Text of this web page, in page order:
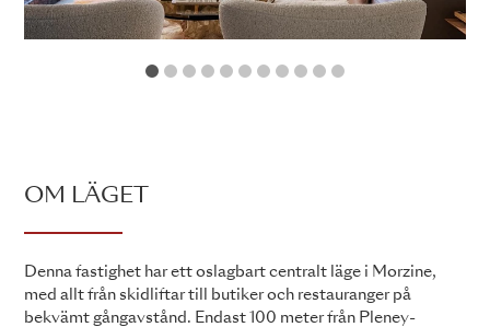
1 2 3 4 5 6 7 8
OM LÄGET
Denna fastighet har ett oslagbart centralt läge i Morzine,
med allt från skidliftar till butiker och restauranger på
bekvämt gångavstånd. Endast 100 meter från Pleney-